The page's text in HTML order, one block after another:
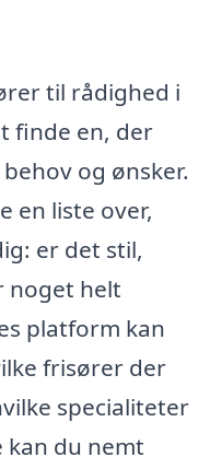
til rådighed i
finde en, der
og ønsker.
en liste over,
er det stil,
noget helt
platform kan
frisører der
specialiteter
kan du nemt